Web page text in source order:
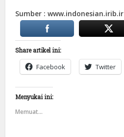
Sumber : www.indonesian.irib.ir
Share artikel ini:
Facebook Twitter
Menyukai ini:
Memuat...